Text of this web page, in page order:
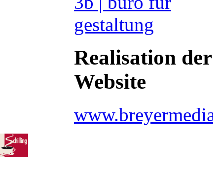
gestaltung
Realisation der
Website